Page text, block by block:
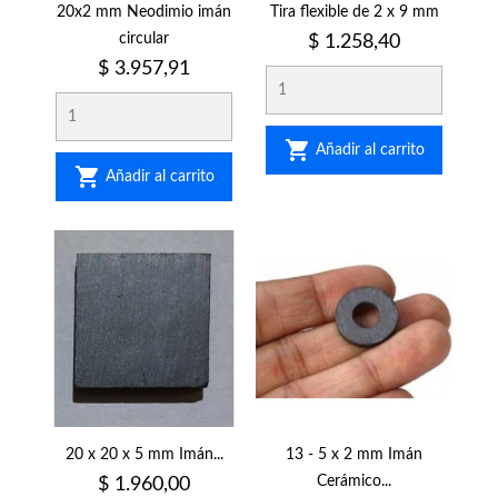
20x2 mm Neodimio imán
circular
Precio
$ 3.957,91
 Añadir al carrito
Tira flexible de 2 x 9 mm
Precio
$ 1.258,40
 Añadir al carrito
20 x 20 x 5 mm Imán...
Precio
$ 1.960,00
13 - 5 x 2 mm Imán
Cerámico...